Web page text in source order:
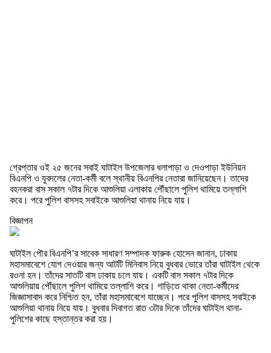
গ্রেপ্তার ওই ২৫ জনের সবাই ঘাটাইল উপজেলার ধলাপাড়া ও দেওপাড়া ইউনিয়ন
বিএনপি ও যুবদলের নেতা-কর্মী বলে স্থানীয় বিএনপির নেতারা জানিয়েছেন। তাদের
বহনকরা বাস সকাল ৭টার দিকে আশুলিয়া এলাকায় পৌঁছালে পুলিশ থামিয়ে তল্লাশি
করে। পরে পুলিশ বাসসহ সবাইকে আশুলিয়া থানায় নিয়ে যায়।
বিজ্ঞাপন
ঘাটাইল পৌর বিএনপি’র সাবেক সাধারণ সম্পাদক ফারুক হোসেন জানান, ঢাকায়
মহাসমাবেশে যোগ দেওয়ার জন্য আটটি মিনিবাস নিয়ে বুধবার ভোরে তাঁরা ঘাটাইল থেকে
রওনা হন। তাঁদের সাতটি বাস ঢাকায় চলে যায়। একটি বাস সকাল ৭টার দিকে
আশুলিয়ায় পৌঁছালে পুলিশ থামিয়ে তল্লাশি করে। গাড়িতে থাকা নেতা-কর্মীদের
জিজ্ঞাসাবাদ করে নিশ্চিত হন, তাঁরা মহাসমাবেশে যাচ্ছেন। পরে পুলিশ বাসসহ সবাইকে
আশুলিয়া থানায় নিয়ে যায়। বুধবার দিবাগত রাত ৩টার দিকে তাঁদের ঘাটাইল থানা-
পুলিশের কাছে হস্তান্তর করা হয়।